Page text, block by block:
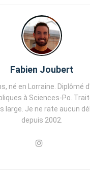
Fabien Joubert
né en Lorraine. Diplômé
à Sciences-Po.
large. Je ne rate aucun
depuis 2002.